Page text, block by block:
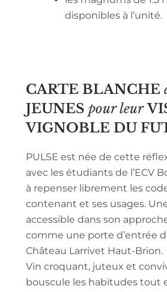
disponibles à l’unité.
CARTE BLANCHE
JEUNES pour leur
VIGNOBLE DU
PULSE est née de cette
avec les étudiants de l’ECV
à repenser librement les
contenant et ses usages.
accessible dans son
comme une porte d’entrée
Château Larrivet Haut-Brion.
Vin croquant, juteux et
bouscule les habitudes tout